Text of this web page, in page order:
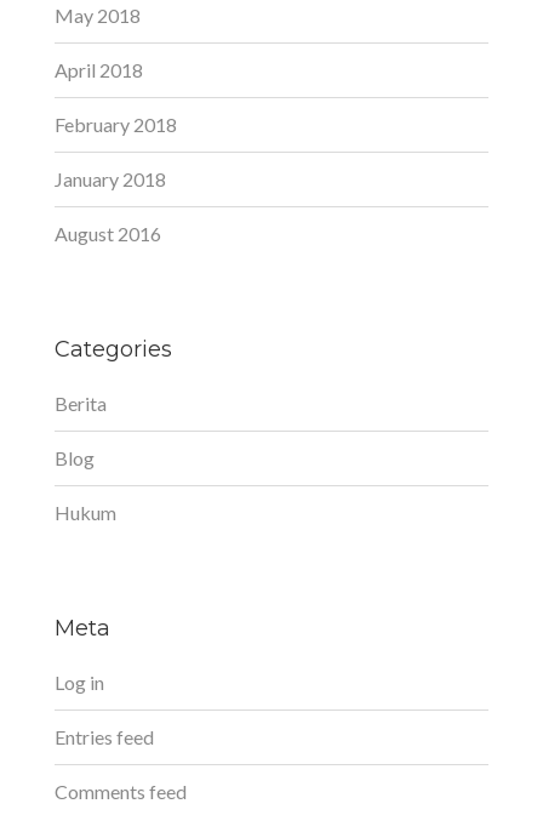
May 2018
April 2018
February 2018
January 2018
August 2016
Categories
Berita
Blog
Hukum
Meta
Log in
Entries feed
Comments feed